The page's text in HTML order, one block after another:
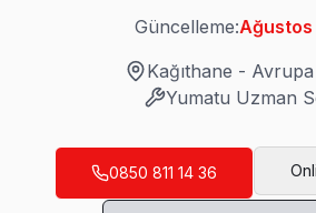
Çağlayan Yumatu Servis
Çağlayan'deki Yumatu TV
Güncelleme:
Kağıthane - Avrupa
Yumatu Uzman
0850 811 14 36